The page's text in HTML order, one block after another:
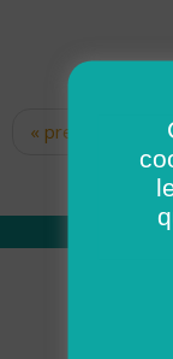
Pages
« premier
14